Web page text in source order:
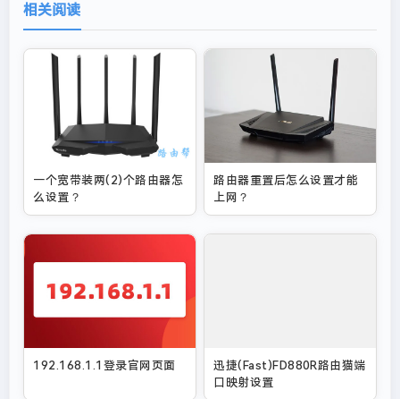
相关阅读
一个宽带装两(2)个路由器怎
么设置？
路由器重置后怎么设置才能
上网？
192.168.1.1登录官网页面
迅捷(Fast)FD880R路由猫端
口映射设置